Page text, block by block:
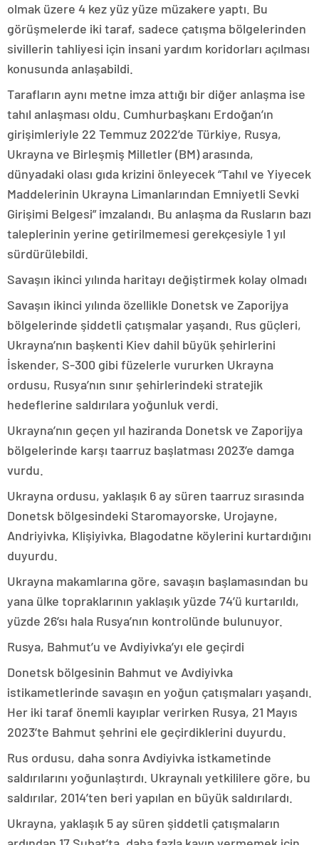
olmak üzere 4 kez yüz yüze müzakere yaptı. Bu
görüşmelerde iki taraf, sadece çatışma bölgelerinden
sivillerin tahliyesi için insani yardım koridorları açılması
konusunda anlaşabildi.
Tarafların aynı metne imza attığı bir diğer anlaşma ise
tahıl anlaşması oldu. Cumhurbaşkanı Erdoğan’ın
girişimleriyle 22 Temmuz 2022’de Türkiye, Rusya,
Ukrayna ve Birleşmiş Milletler (BM) arasında,
dünyadaki olası gıda krizini önleyecek “Tahıl ve Yiyecek
Maddelerinin Ukrayna Limanlarından Emniyetli Sevki
Girişimi Belgesi” imzalandı. Bu anlaşma da Rusların bazı
taleplerinin yerine getirilmemesi gerekçesiyle 1 yıl
sürdürülebildi.
Savaşın ikinci yılında haritayı değiştirmek kolay olmadı
Savaşın ikinci yılında özellikle Donetsk ve Zaporijya
bölgelerinde şiddetli çatışmalar yaşandı. Rus güçleri,
Ukrayna’nın başkenti Kiev dahil büyük şehirlerini
İskender, S-300 gibi füzelerle vururken Ukrayna
ordusu, Rusya’nın sınır şehirlerindeki stratejik
hedeflerine saldırılara yoğunluk verdi.
Ukrayna’nın geçen yıl haziranda Donetsk ve Zaporijya
bölgelerinde karşı taarruz başlatması 2023’e damga
vurdu.
Ukrayna ordusu, yaklaşık 6 ay süren taarruz sırasında
Donetsk bölgesindeki Staromayorske, Urojayne,
Andriyivka, Klişiyivka, Blagodatne köylerini kurtardığını
duyurdu.
Ukrayna makamlarına göre, savaşın başlamasından bu
yana ülke topraklarının yaklaşık yüzde 74’ü kurtarıldı,
yüzde 26’sı hala Rusya’nın kontrolünde bulunuyor.
Rusya, Bahmut’u ve Avdiyivka’yı ele geçirdi
Donetsk bölgesinin Bahmut ve Avdiyivka
istikametlerinde savaşın en yoğun çatışmaları yaşandı.
Her iki taraf önemli kayıplar verirken Rusya, 21 Mayıs
2023’te Bahmut şehrini ele geçirdiklerini duyurdu.
Rus ordusu, daha sonra Avdiyivka istkametinde
saldırılarını yoğunlaştırdı. Ukraynalı yetkililere göre, bu
saldırılar, 2014’ten beri yapılan en büyük saldırılardı.
Ukrayna, yaklaşık 5 ay süren şiddetli çatışmaların